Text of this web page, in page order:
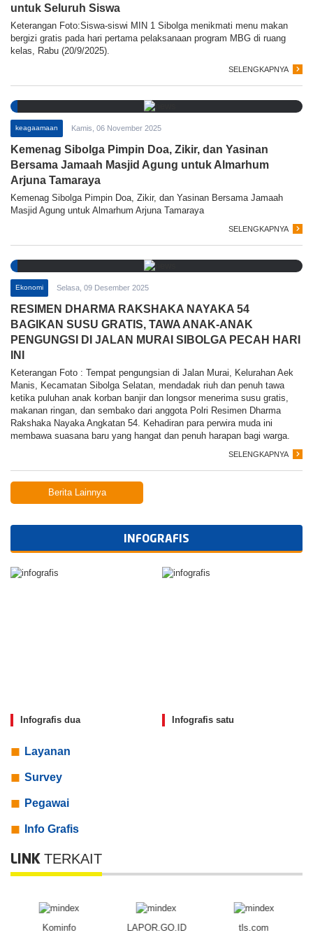
untuk Seluruh Siswa
Keterangan Foto:Siswa-siswi MIN 1 Sibolga menikmati menu makan
bergizi gratis pada hari pertama pelaksanaan program MBG di ruang
kelas, Rabu (20/9/2025).
SELENGKAPNYA
keagaamaan Kamis, 06 November 2025
Kemenag Sibolga Pimpin Doa, Zikir, dan Yasinan
Bersama Jamaah Masjid Agung untuk Almarhum
Arjuna Tamaraya
Kemenag Sibolga Pimpin Doa, Zikir, dan Yasinan Bersama Jamaah
Masjid Agung untuk Almarhum Arjuna Tamaraya
SELENGKAPNYA
Ekonomi Selasa, 09 Desember 2025
RESIMEN DHARMA RAKSHAKA NAYAKA 54
BAGIKAN SUSU GRATIS, TAWA ANAK-ANAK
PENGUNGSI DI JALAN MURAI SIBOLGA PECAH HARI
INI
Keterangan Foto : Tempat pengungsian di Jalan Murai, Kelurahan Aek
Manis, Kecamatan Sibolga Selatan, mendadak riuh dan penuh tawa
ketika puluhan anak korban banjir dan longsor menerima susu gratis,
makanan ringan, dan sembako dari anggota Polri Resimen Dharma
Rakshaka Nayaka Angkatan 54. Kehadiran para perwira muda ini
membawa suasana baru yang hangat dan penuh harapan bagi warga.
SELENGKAPNYA
Berita Lainnya
INFOGRAFIS
Infografis dua Infografis satu
Layanan
Survey
Pegawai
Info Grafis
LINK TERKAIT
Kominfo LAPOR.GO.ID tls.com